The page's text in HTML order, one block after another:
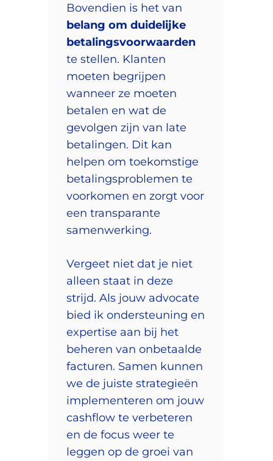
Bovendien is het van
belang om duidelijke
betalingsvoorwaarden
te stellen. Klanten
moeten begrijpen
wanneer ze moeten
betalen en wat de
gevolgen zijn van late
betalingen. Dit kan
helpen om toekomstige
betalingsproblemen te
voorkomen en zorgt voor
een transparante
samenwerking.
Vergeet niet dat je niet
alleen staat in deze
strijd. Als jouw advocate
bied ik ondersteuning en
expertise aan bij het
beheren van onbetaalde
facturen. Samen kunnen
we de juiste strategieën
implementeren om jouw
cashflow te verbeteren
en de focus weer te
leggen op de groei van